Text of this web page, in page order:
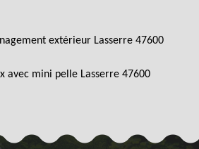
extérieur Lasserre 47600
avec mini pelle Lasserre 47600